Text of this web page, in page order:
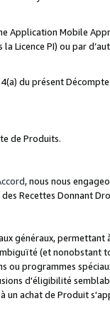
Application Mobile
Licence PI) ou par
du présent
de Produits.
, nous nous
Recettes Donnant
généraux, permettant
(et nonobstant
programmes
d'éligibilité
achat de Produit